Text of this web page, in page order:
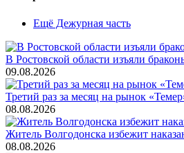
Ещё Дежурная часть
В Ростовской области изъяли
09.08.2026
Третий раз за месяц на рынок
08.08.2026
Житель Волгодонска избежит
08.08.2026